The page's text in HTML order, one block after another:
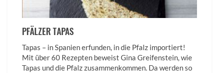
PFÄLZER TAPAS
Tapas – in Spanien erfunden, in die Pfalz importiert!
Mit über 60 Rezepten beweist Gina Greifenstein, wie
Tapas und die Pfalz zusammenkommen. Da werden so